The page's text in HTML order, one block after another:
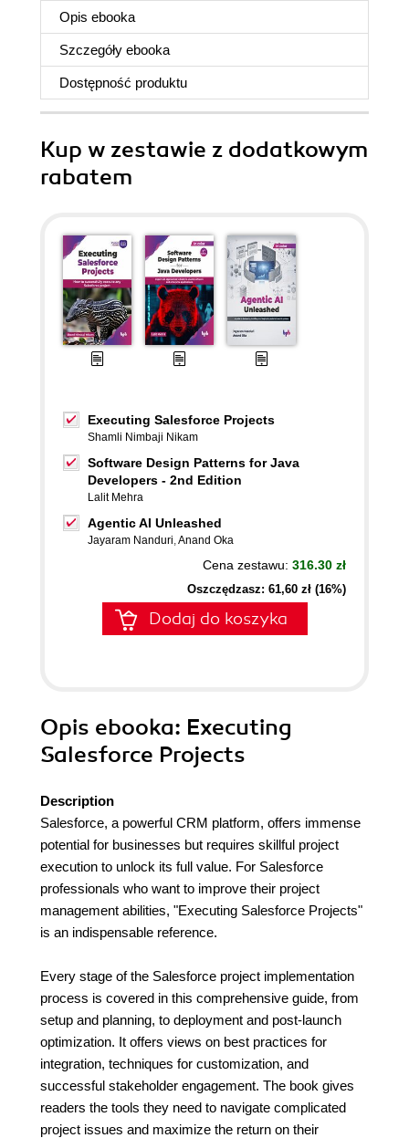
Opis ebooka
Szczegóły ebooka
Dostępność produktu
Kup w zestawie z dodatkowym
rabatem
Executing Salesforce Projects
Shamli Nimbaji Nikam
Software Design Patterns for Java
Developers - 2nd Edition
Lalit Mehra
Agentic AI Unleashed
Jayaram Nanduri,Anand Oka
Cena zestawu: 316.30 zł
Oszczędzasz: 61,60 zł (16%)
Dodaj do koszyka
Opis ebooka: Executing
Salesforce Projects
Description
Salesforce, a powerful CRM platform, offers immense
potential for businesses but requires skillful project
execution to unlock its full value. For Salesforce
professionals who want to improve their project
management abilities, "Executing Salesforce Projects"
is an indispensable reference.
Every stage of the Salesforce project implementation
process is covered in this comprehensive guide, from
setup and planning, to deployment and post-launch
optimization. It offers views on best practices for
integration, techniques for customization, and
successful stakeholder engagement. The book gives
readers the tools they need to navigate complicated
project issues and maximize the return on their